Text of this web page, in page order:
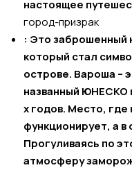
настоящее
город-призрак
: Это заброшенный
который стал
острове. Вароша –
названный ЮНЕСКО
х годов. Место, где
функционирует, а в
Прогуливаясь по
атмосферу